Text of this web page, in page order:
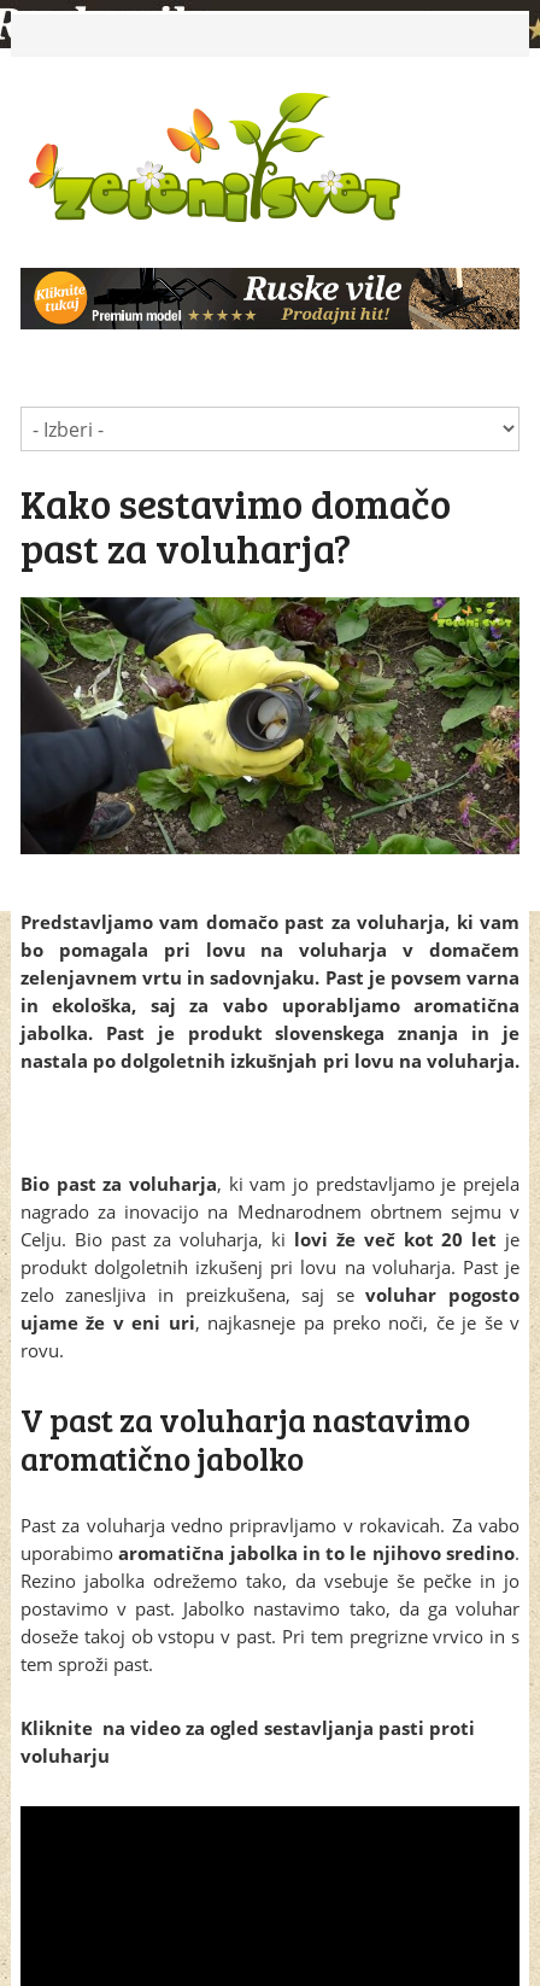
Kako sestavimo domačo
past za voluharja?
Predstavljamo vam domačo past za voluharja, ki vam
bo pomagala pri lovu na voluharja v domačem
zelenjavnem vrtu in sadovnjaku. Past je povsem varna
in ekološka, saj za vabo uporabljamo aromatična
jabolka. Past je produkt slovenskega znanja in je
nastala po dolgoletnih izkušnjah pri lovu na voluharja.
Bio past za voluharja, ki vam jo predstavljamo je prejela
nagrado za inovacijo na Mednarodnem obrtnem sejmu v
Celju. Bio past za voluharja, ki lovi že več kot 20 let je
produkt dolgoletnih izkušenj pri lovu na voluharja. Past je
zelo zanesljiva in preizkušena, saj sevoluhar pogosto
ujame že v eni uri, najkasneje pa preko noči, če je še v
rovu.
V past za voluharja nastavimo
aromatično jabolko
Past za voluharja vedno pripravljamo v rokavicah. Za vabo
uporabimoaromatična jabolka in to le njihovo sredino.
Rezino jabolka odrežemo tako, da vsebuje še pečke in jo
postavimo v past. Jabolko nastavimo tako, da ga voluhar
doseže takoj ob vstopu v past. Pri tem pregrizne vrvico in s
tem sproži past.
Kliknite na video za ogled sestavljanja pasti proti
voluharju